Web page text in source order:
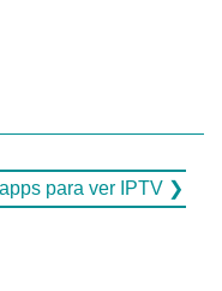
para ver IPTV ❯